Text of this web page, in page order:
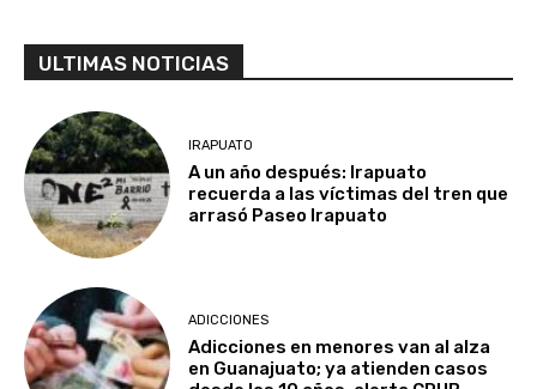
ULTIMAS NOTICIAS
IRAPUATO
A un año después: Irapuato
recuerda a las víctimas del tren que
arrasó Paseo Irapuato
ADICCIONES
Adicciones en menores van al alza
en Guanajuato; ya atienden casos